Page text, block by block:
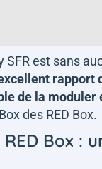
SFR est sans
rapport
de la moduler
des RED Box.
Box :